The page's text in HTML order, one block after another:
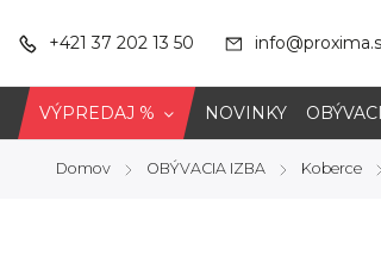
+421 37 202 13 50
VÝPREDAJ % NOVINKY
Domov / OBÝVACIA IZBA / Koberce /